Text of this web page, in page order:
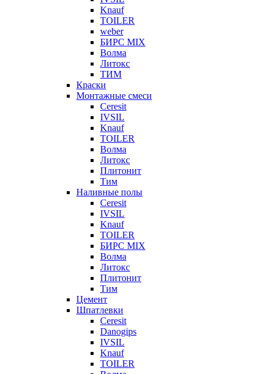
Knauf
TOILER
weber
БИРС MIX
Волма
Литокс
ТИМ
Краски
Монтажные смеси
Ceresit
IVSIL
Knauf
TOILER
Волма
Литокс
Плитонит
Тим
Наливные полы
Ceresit
IVSIL
Knauf
TOILER
БИРС MIX
Волма
Литокс
Плитонит
Тим
Цемент
Шпатлевки
Ceresit
Danogips
IVSIL
Knauf
TOILER